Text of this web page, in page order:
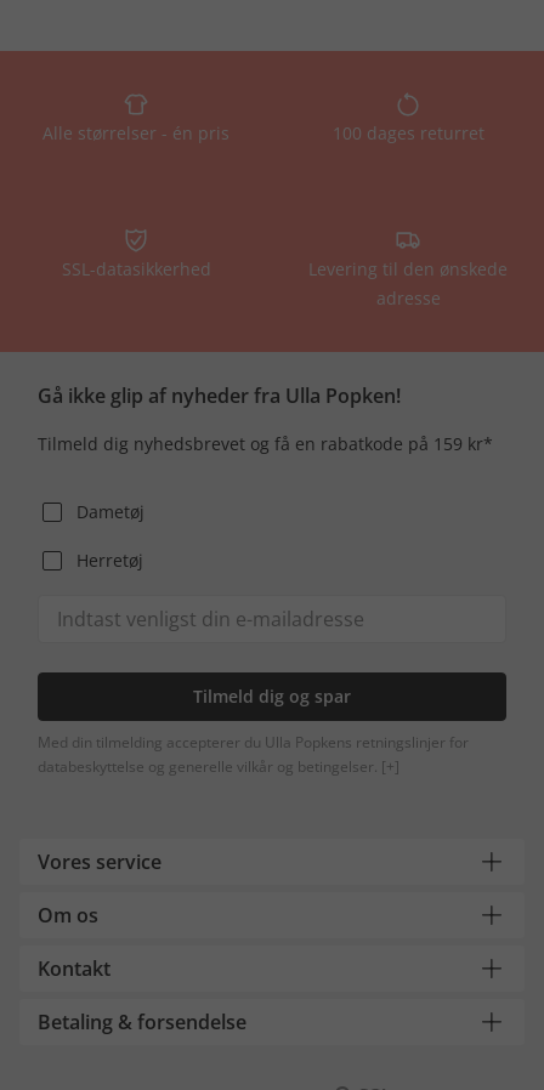
Alle størrelser - én pris 100 dages returret
SSL-datasikkerhed
Levering til den ønskede
adresse
Gå ikke glip af nyheder fra Ulla Popken!
Tilmeld dig nyhedsbrevet og få en rabatkode på 159 kr*
Dametøj
Herretøj
Tilmeld dig og spar
Med din tilmelding accepterer du Ulla Popkens retningslinjer for
databeskyttelse og generelle vilkår og betingelser. [+]
Vores service
Om os
Kontakt
Betaling & forsendelse